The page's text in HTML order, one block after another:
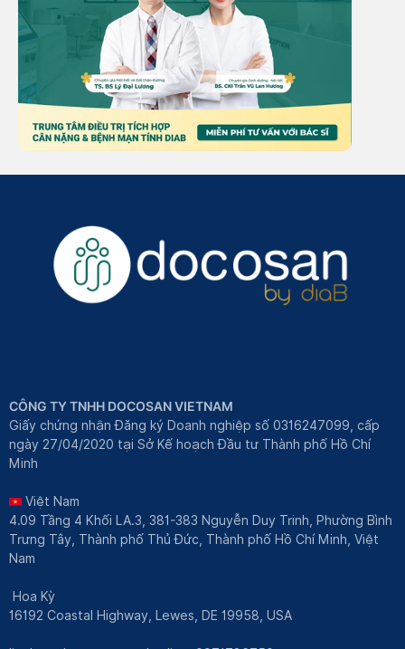
CÔNG TY TNHH DOCOSAN VIETNAM
Giấy chứng nhận Đăng ký Doanh nghiệp số 0316247099, cấp
ngày 27/04/2020 tại Sở Kế hoạch Đầu tư Thành phố Hồ Chí
Minh
Việt Nam
4.09 Tầng 4 Khối LA.3, 381-383 Nguyễn Duy Trinh, Phường Bình
Trưng Tây, Thành phố Thủ Đức, Thành phố Hồ Chí Minh, Việt
Nam
Hoa Kỳ
16192 Coastal Highway, Lewes, DE 19958, USA